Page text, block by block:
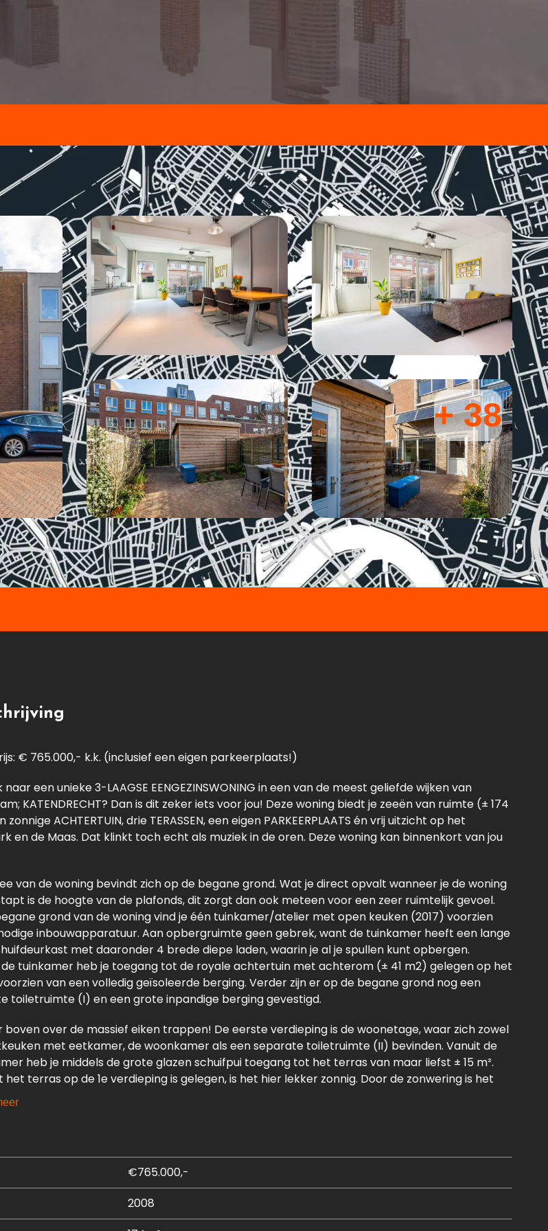
€ 765.000,- k.k. (inclusief een eigen parkeerplaats!)
naar een unieke 3-LAAGSE EENGEZINSWONING in een van de meest geliefde wijken van
KATENDRECHT? Dan is dit zeker iets voor jou! Deze woning biedt je zeeën van ruimte (± 174
zonnige ACHTERTUIN, drie TERASSEN, een eigen PARKEERPLAATS én vrij uitzicht op het
en de Maas. Dat klinkt toch echt als muziek in de oren. Deze woning kan binnenkort van jou
van de woning bevindt zich op de begane grond. Wat je direct opvalt wanneer je de woning
is de hoogte van de plafonds, dit zorgt dan ook meteen voor een zeer ruimtelijk gevoel.
grond van de woning vind je één tuinkamer/atelier met open keuken (2017) voorzien
inbouwapparatuur. Aan opbergruimte geen gebrek, want de tuinkamer heeft een lange
met daaronder 4 brede diepe laden, waarin je al je spullen kunt opbergen.
de tuinkamer heb je toegang tot de royale achtertuin met achterom (± 41 m2) gelegen op het
van een volledig geïsoleerde berging. Verder zijn er op de begane grond nog een
toiletruimte (I) en een grote inpandige berging gevestigd.
boven over de massief eiken trappen! De eerste verdieping is de woonetage, waar zich zowel
met eetkamer, de woonkamer als een separate toiletruimte (II) bevinden. Vanuit de
heb je middels de grote glazen schuifpui toegang tot het terras van maar liefst ± 15 m².
het terras op de 1e verdieping is gelegen, is het hier lekker zonnig. Door de zonwering is het
te houden op de extreme dagen. Zowel de dag opstarten met een kopje koffie als afsluiten
tot de eetkamer met grote schuifpui. Hier heb je vrij uitzicht op het Kaappark. Zo kun je
wegdromen bij je bordje eten!
verdieping vind je twee ruime slaapkamers en een goed afgewerkte badkamer. De 3
lichtstraat voorziet het trapgat van voldoende daglicht om de trap overdag te betreden.
€765.000,-
2008